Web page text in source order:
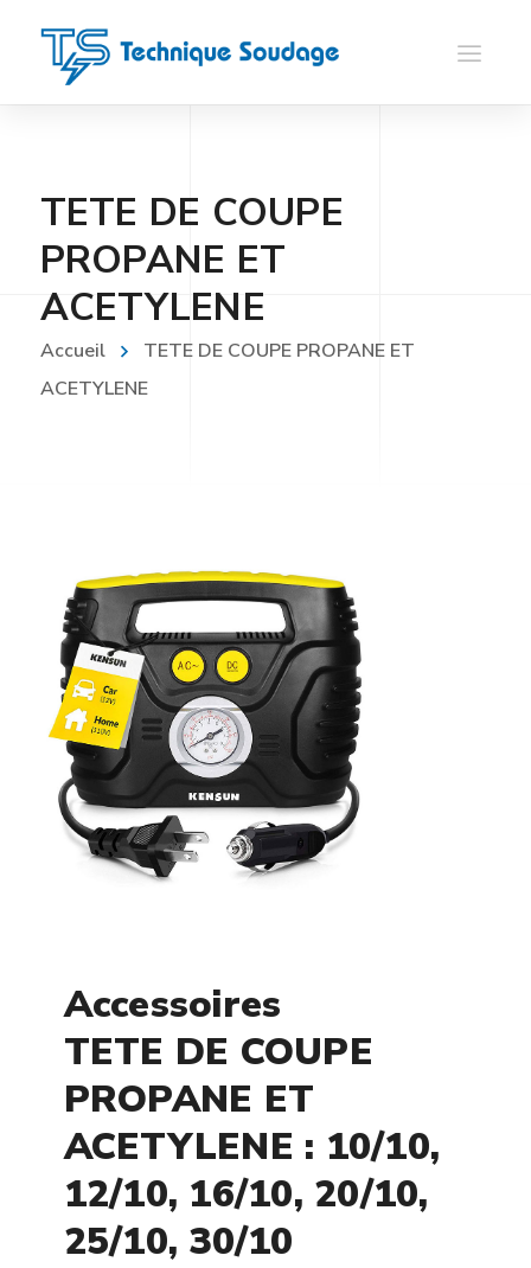
TETE DE COUPE
PROPANE ET
ACETYLENE
Accueil
TETE DE COUPE PROPANE ET
ACETYLENE
Accessoires
TETE DE COUPE
PROPANE ET
ACETYLENE : 10/10,
12/10, 16/10, 20/10,
25/10, 30/10